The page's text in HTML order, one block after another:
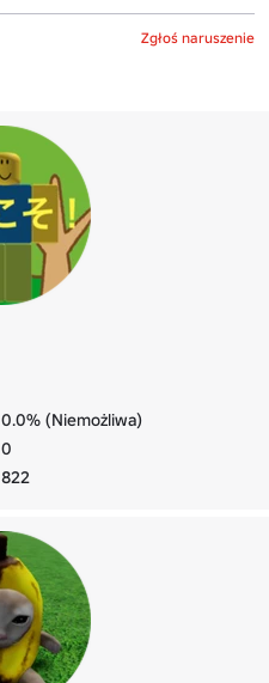
Zgłoś naruszenie
0.0% (Niemożliwa)
0
822